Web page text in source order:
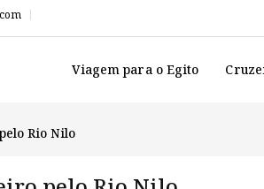
Viagem para o Egito
Rio Nilo